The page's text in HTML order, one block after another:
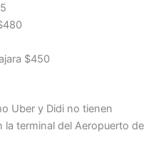
$450
Uber y Didi no tienen
la terminal del Aeropuerto de